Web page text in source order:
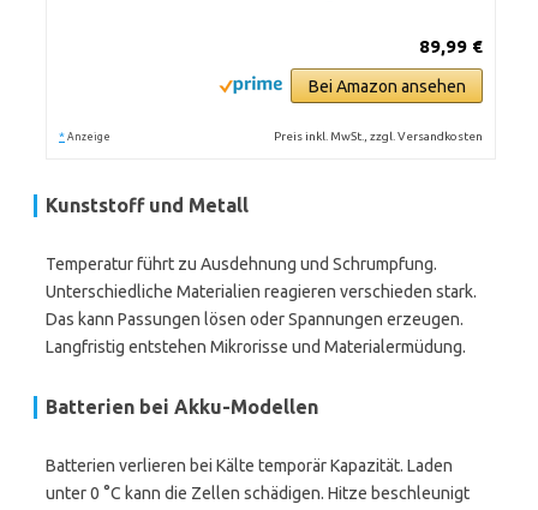
89,99 €
Bei Amazon ansehen
* Anzeige Preis inkl. MwSt., zzgl. Versandkosten
Kunststoff und Metall
Temperatur führt zu Ausdehnung und Schrumpfung.
Unterschiedliche Materialien reagieren verschieden stark.
Das kann Passungen lösen oder Spannungen erzeugen.
Langfristig entstehen Mikrorisse und Materialermüdung.
Batterien bei Akku-Modellen
Batterien verlieren bei Kälte temporär Kapazität. Laden
unter 0 °C kann die Zellen schädigen. Hitze beschleunigt